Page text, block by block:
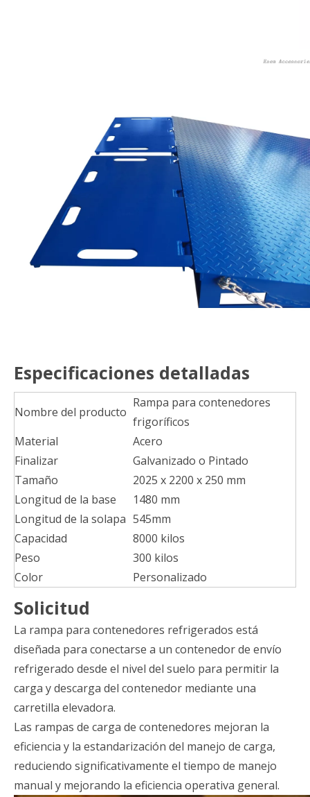
Especificaciones detalladas
Nombre del producto
Rampa para contenedores
frigoríficos
Material
Acero
Finalizar
Galvanizado o Pintado
Tamaño
2025 x 2200 x 250 mm
Longitud de la base
1480 mm
Longitud de la solapa 545mm
Capacidad
8000 kilos
Peso
300 kilos
Color
Personalizado
Solicitud
La rampa para contenedores refrigerados está
diseñada para conectarse a un contenedor de envío
refrigerado desde el nivel del suelo para permitir la
carga y descarga del contenedor mediante una
carretilla elevadora.
Las rampas de carga de contenedores mejoran la
eficiencia y la estandarización del manejo de carga,
reduciendo significativamente el tiempo de manejo
manual y mejorando la eficiencia operativa general.